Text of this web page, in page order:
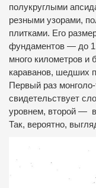
полукруглыми
резными узорами,
плитками. Его
фундаментов — до 1
много километров и
караванов, шедших
Первый раз
свидетельствует
уровнем, второй —
Так, вероятно,